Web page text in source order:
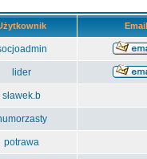
Email
lider
sławek.b
potrawa